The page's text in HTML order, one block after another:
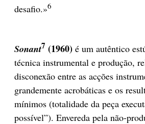
desafio.»6
Sonant7 (1960) é um autêntico
técnica instrumental e produção,
disconexão entre as acções
grandemente acrobáticas e os
mínimos (totalidade da peça
possível”). Envereda pela não-